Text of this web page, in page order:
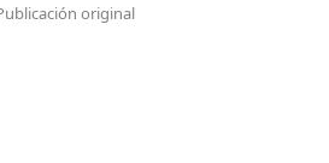
original